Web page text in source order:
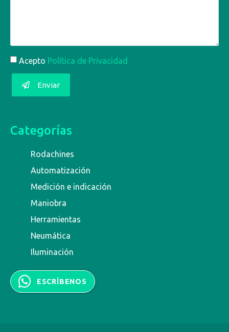
Acepto Política de Privacidad
Enviar
Categorías
Rodachines
Automatización
Medición e indicación
Maniobra
Herramientas
Neumática
Iluminación
ESCRÍBENOS